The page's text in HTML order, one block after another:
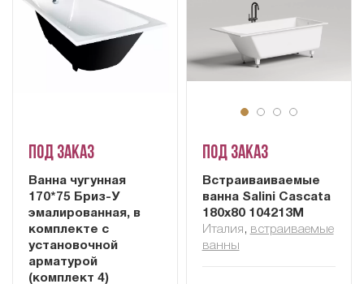
Под заказ
Ванна чугунная
170*75 Бриз-У
эмалированная, в
комплекте с
установочной
арматурой
(комплект 4)
Под заказ
Встраиваиваемые
ванна Salini Cascata
180x80 104213M
Италия , встраиваемые
ванны